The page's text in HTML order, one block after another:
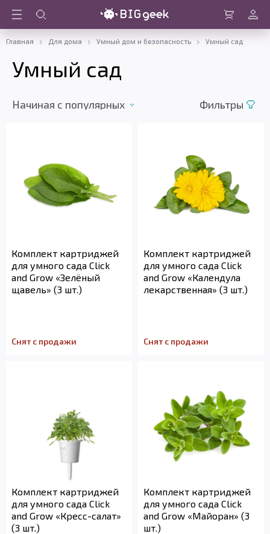
Войти
Главная Для дома Умный дом и безопасность Умный сад
Умный сад
Начиная c популярных Фильтры
Комплект картриджей
для умного сада Click
and Grow «Зелёный
щавель» (3 шт.)
Снят с продажи
Комплект картриджей
для умного сада Click
and Grow «Календула
лекарственная» (3 шт.)
Снят с продажи
Комплект картриджей
для умного сада Click
and Grow «Кресс-салат»
(3 шт.)
Комплект картриджей
для умного сада Click
and Grow «Майоран» (3
шт.)